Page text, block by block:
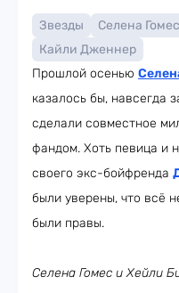
Звезды Селена Гомес
Кайли Дженнер
Прошлой осенью
казалось бы, навсегда
сделали совместное
фандом. Хоть певица и
своего экс-бойфренда
были уверены, что всё
были правы.
Селена Гомес и Хейли